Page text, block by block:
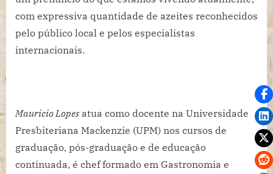
com expressiva quantidade de azeites reconhecidos
pelo público local e pelos especialistas
internacionais.
Mauricio Lopes atua como docente na Universidade
Presbiteriana Mackenzie (UPM) nos cursos de
graduação, pós-graduação e de educação
continuada, é chef formado em Gastronomia e